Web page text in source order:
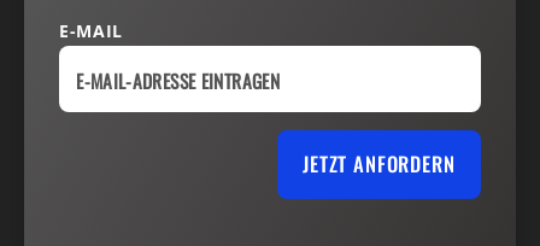
E-MAIL
JETZT ANFORDERN